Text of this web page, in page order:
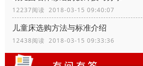
12237阅读 2018-03-15 09:40:07
儿童床选购方法与标准介绍
12438阅读 2018-03-15 09:33:36